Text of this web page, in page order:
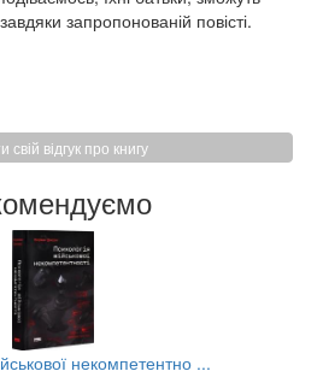
запропонованій повісті.
свій відгук про книгу
некомпетентно ...